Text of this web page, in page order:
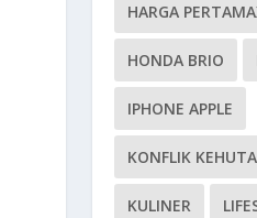
HARGA
HONDA BRIO
IPHONE APPLE
KONFLIK
KULINER